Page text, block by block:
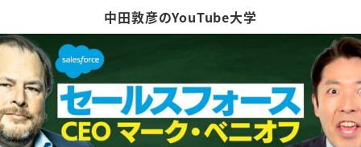
中田敦彦のYouTube大学